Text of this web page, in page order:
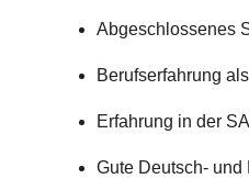
Abgeschlossenes
Berufserfahrung
Erfahrung in der
Gute Deutsch-